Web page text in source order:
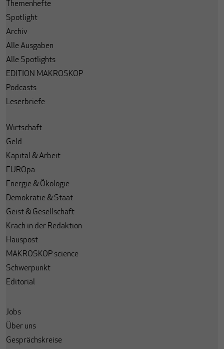
Themenhefte
Spotlight
Archiv
Alle Ausgaben
Alle Spotlights
EDITION MAKROSKOP
Podcasts
Leserbriefe
Wirtschaft
Geld
Kapital & Arbeit
EUROpa
Energie & Ökologie
Demokratie & Staat
Geist & Gesellschaft
Krach in der Redaktion
Hauspost
MAKROSKOP science
Schwerpunkt
Editorial
Jobs
Über uns
Gesprächskreise